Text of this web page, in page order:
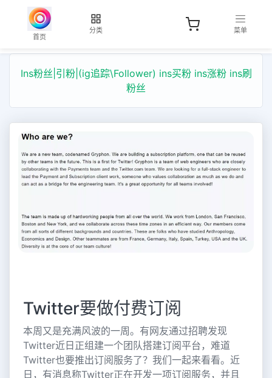
首页
分类 菜单
Ins粉丝|引粉|(ig追踪\Follower) ins买粉 ins涨粉 ins刷
粉丝
Twitter要做付费订阅
本周又是充满风波的一周。有网友通过招聘发现
Twitter近日正组建一个团队搭建订阅平台，难道
Twitter也要推出订阅服务了？我们一起来看看。近
日，有消息称Twitter正在开发一项订阅服务，并且